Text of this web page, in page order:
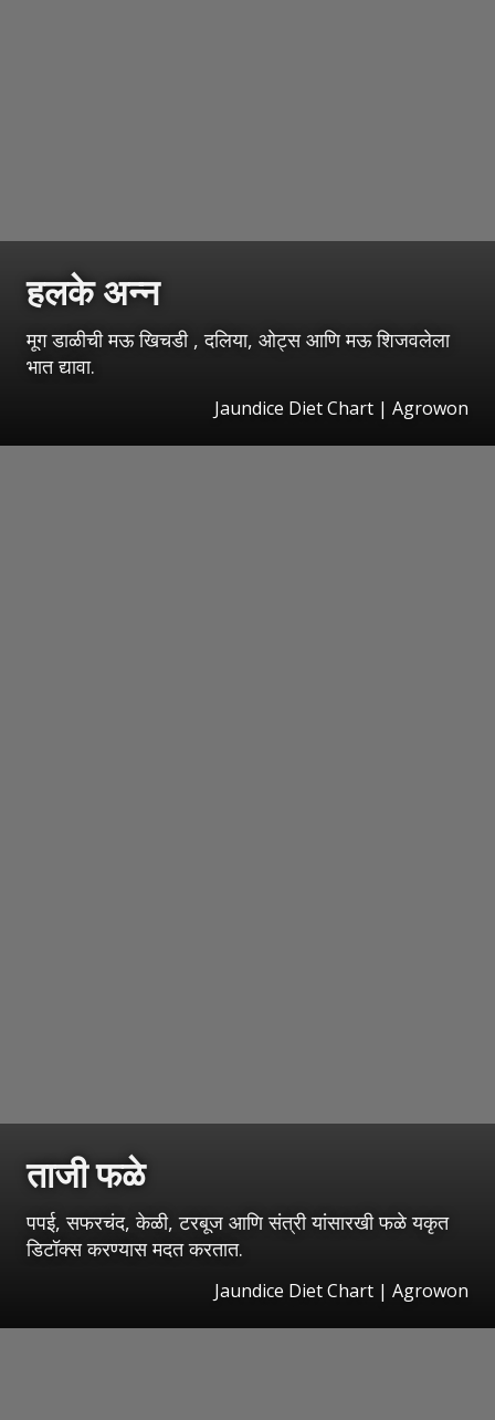
हलके अन्न
मूग डाळीची मऊ खिचडी , दलिया, ओट्स आणि मऊ शिजवलेला
भात द्यावा.
Jaundice Diet Chart | Agrowon
ताजी फळे
पपई, सफरचंद, केळी, टरबूज आणि संत्री यांसारखी फळे यकृत
डिटॉक्स करण्यास मदत करतात.
Jaundice Diet Chart | Agrowon